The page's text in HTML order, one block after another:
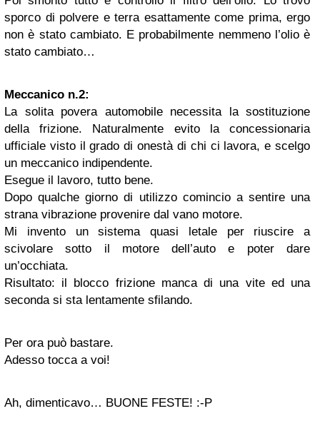
sporco di polvere e terra esattamente come prima, ergo
non è stato cambiato. E probabilmente nemmeno l’olio è
stato cambiato…
Meccanico n.2:
La solita povera automobile necessita la sostituzione
della frizione. Naturalmente evito la concessionaria
ufficiale visto il grado di onestà di chi ci lavora, e scelgo
un meccanico indipendente.
Esegue il lavoro, tutto bene.
Dopo qualche giorno di utilizzo comincio a sentire una
strana vibrazione provenire dal vano motore.
Mi invento un sistema quasi letale per riuscire a
scivolare sotto il motore dell’auto e poter dare
un’occhiata.
Risultato: il blocco frizione manca di una vite ed una
seconda si sta lentamente sfilando.
Per ora può bastare.
Adesso tocca a voi!
Ah, dimenticavo… BUONE FESTE! :-P